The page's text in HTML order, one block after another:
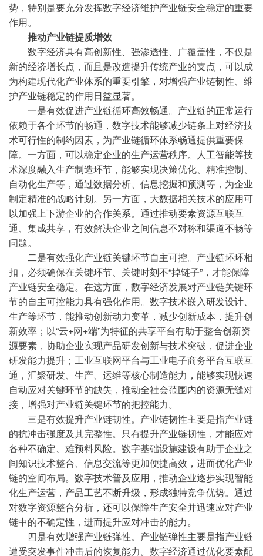
势，特别是要充分发挥数字经济维护产业链安全稳定的重要
作用。
推动产业链提质增效
数字经济具有高创新性、强渗透性、广覆盖性，不仅是
新的经济增长点，而且是改造提升传统产业的支点，可以成
为构建现代化产业体系的重要引擎，对增强产业链韧性、维
护产业链稳定的作用日益显著。
一是有效促进产业链循环高效畅通。产业链的正常运行
依赖于各个环节的畅通，数字技术能够减少链条上对经济技
术可行性的制约因素，为产业链循环体系畅通提供重要保
障。一方面，可以稳定企业的生产运营秩序。人工智能等技
术深度融入生产制造环节，能够实现决策优化、精准控制、
自动化生产等，通过数据分析、信息挖掘和预测等，为企业
制定精准的战略计划。另一方面，大数据相关技术的应用可
以加强上下游企业的合作关系。通过推动要素资源互联互
通、集成共享，有效解决企业之间信息不对称和渠道不畅等
问题。
二是有效强化产业链关键环节自主可控。产业链环环相
扣，必须确保在关键环节、关键时刻不“掉链子”，才能保障
产业链安全稳定。在这方面，数字经济发展对产业链关键环
节的自主可控能力具有强化作用。数字技术嵌入研发设计、
生产等环节，能推动创新动力变革，减少创新成本，提升创
新效率；以“云+网+端”为特征的共享平台有助于整合创新资
源要素，协助企业实现产品研发创新与技术突破，促进企业
研发能力提升；工业互联网平台与工业电子商务平台互联互
通，汇聚研发、生产、运维等核心制造能力，能够实现快速
自动应对关键环节的缺失，推动全社会范围内的资源无缝对
接，增强对产业链关键环节的把控能力。
三是有效提升产业链韧性。产业链韧性主要是指产业链
的抗冲击强度及其完整性。只有提升产业链韧性，才能应对
各种不确定、难预料风险。数字基础设施建设有助于企业之
间知识技术整合、信息交流等更加便捷高效，进而优化产业
链的空间布局。数字技术普及应用，推动企业逐步实现智能
化生产运营，产品工艺不断升级，形成独特竞争优势。通过
对数字资源整合分析，还可以保障生产安全并迅速应对产业
链中的不确定性，进而提升应对冲击的能力。
四是有效增强产业链弹性。产业链弹性主要是指产业链
遭受突发事件冲击后的恢复能力。数字经济通过优化要素配